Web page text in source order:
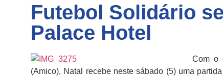
Futebol Solidário
Palace Hotel
Com o
(Amico), Natal recebe neste sábado (5) uma